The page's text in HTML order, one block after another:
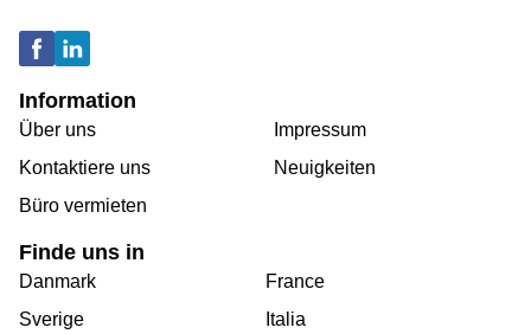
Information
Über uns
Kontaktiere uns
Büro vermieten
Impressum
Neuigkeiten
Finde uns in
Danmark
Sverige
France
Italia